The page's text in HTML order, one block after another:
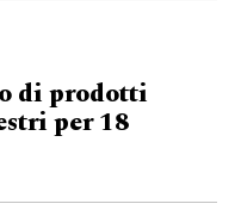
di prodotti
per 18